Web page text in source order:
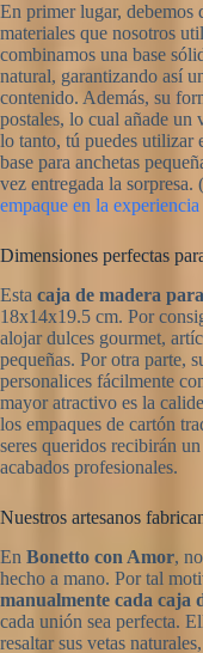
En primer lugar, debemos
materiales que nosotros
combinamos una base
natural, garantizando así
contenido. Además, su
postales, lo cual añade
lo tanto, tú puedes utilizar
base para anchetas
vez entregada la sorpresa.
empaque en la
Dimensiones perfectas
Esta caja de madera
18x14x19.5 cm. Por
alojar dulces gourmet,
pequeñas. Por otra parte,
personalices fácilmente
mayor atractivo es la
los empaques de cartón
seres queridos recibirán
acabados profesionales.
Nuestros artesanos
En Bonetto con Amor,
hecho a mano. Por tal
manualmente cada caja
cada unión sea perfecta.
resaltar sus vetas